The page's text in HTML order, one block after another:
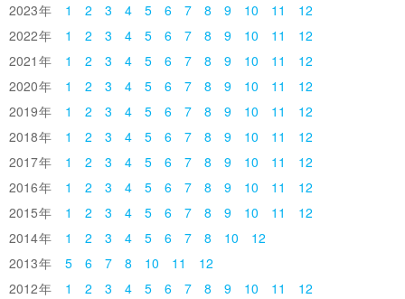
2023
1 2 3 4 5 6 7 8 9 10 11
12
2022
1 2 3 4 5 6 7 8 9 10 11
12
2021
1 2 3 4 5 6 7 8 9 10 11
12
2020
1 2 3 4 5 6 7 8 9 10 11
12
2019
1 2 3 4 5 6 7 8 9 10 11
12
2018
1 2 3 4 5 6 7 8 9 10 11
12
2017
1 2 3 4 5 6 7 8 9 10 11
12
2016
1 2 3 4 5 6 7 8 9 10 11
12
2015
1 2 3 4 5 6 7 8 9 10 11
12
2014
1 2 3 4 5 6 7 8 10
12
2013
5 6 7 8 10 11
12
2012
1 2 3 4 5 6 7 8 9 10 11
12